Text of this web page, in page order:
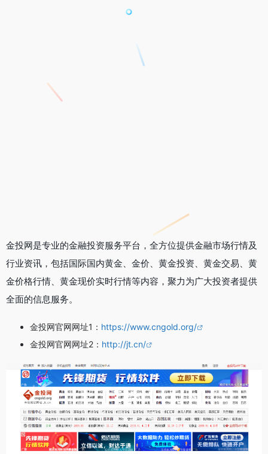
金投网是专业的金融投资服务平台，全方位提供金融市场行情及
行业资讯，包括国际国内黄金、金价、黄金投资、黄金交易、黄
金价格行情、黄金现价实时行情等内容，聚力为广大投资者提供
全面的信息服务。
金投网官网网址1： https://www.cngold.org/
金投网官网网址2： http://jt.cn/